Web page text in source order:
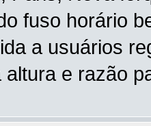
fuso horário
a usuários
altura e razão